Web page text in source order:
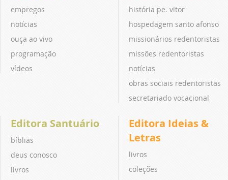
empregos
notícias
ouça ao vivo
programação
vídeos
história pe. vitor
hospedagem santo afonso
missionários redentoristas
missões redentoristas
notícias
obras sociais redentoristas
secretariado vocacional
Editora Santuário
bíblias
deus conosco
livros
Editora Ideias &
Letras
livros
coleções